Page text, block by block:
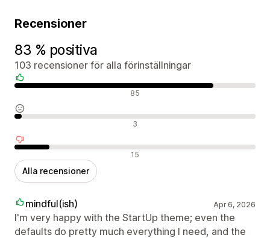
Recensioner
83 % positiva
103 recensioner för alla förinställningar
Positiva recensioner 85
Neutrala recensioner 3
Negativa recensioner 15
Alla recensioner
mindful(ish) Apr 6, 2026
I'm very happy with the StartUp theme; even the
defaults do pretty much everything I need, and the